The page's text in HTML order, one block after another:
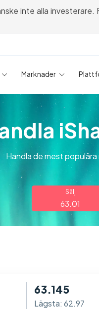
inte alla
Marknader
Handla de mest
Sälj
63.01
63.145
Lägsta: 62.97